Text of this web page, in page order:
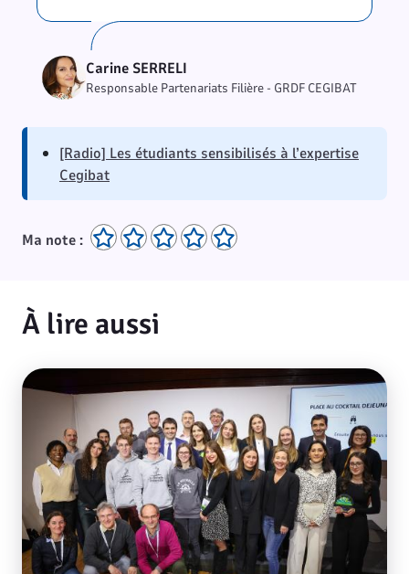
Carine SERRELI
Responsable Partenariats Filière - GRDF CEGIBAT
[Radio] Les étudiants sensibilisés à l’expertise
Cegibat
Ma note :
À lire aussi